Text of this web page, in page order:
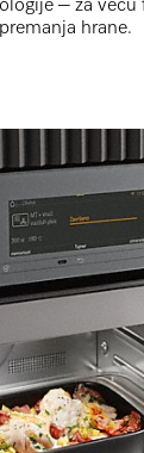
– za
hrane.